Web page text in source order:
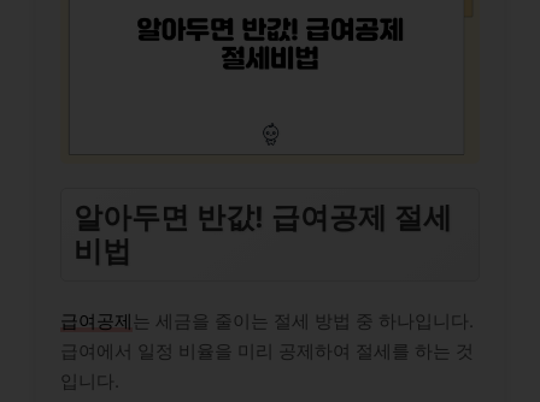
알아두면 반값! 급여공제 절세
비법
급여공제는 세금을 줄이는 절세 방법 중 하나입니다.
급여에서 일정 비율을 미리 공제하여 절세를 하는 것
입니다.